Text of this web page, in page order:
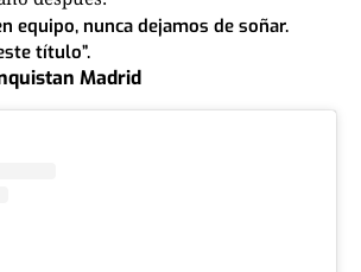
equipo, nunca dejamos de soñar.
título”.
Madrid